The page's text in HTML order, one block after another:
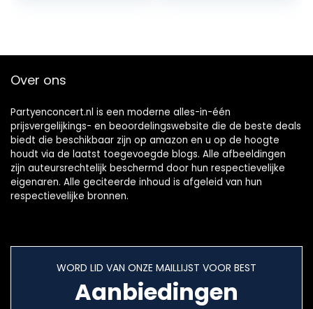
Over ons
Partyenconcert.nl is een moderne alles-in-één
prijsvergelijkings- en beoordelingswebsite die de beste deals
biedt die beschikbaar zijn op amazon en u op de hoogte
houdt via de laatst toegevoegde blogs. Alle afbeeldingen
zijn auteursrechtelijk beschermd door hun respectievelijke
eigenaren. Alle geciteerde inhoud is afgeleid van hun
respectievelijke bronnen.
WORD LID VAN ONZE MAILLIJST VOOR BEST
Aanbiedingen